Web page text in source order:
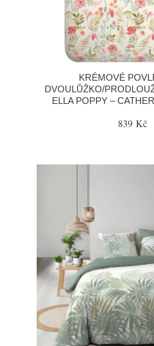
KRÉMOVÉ
DVOULŮŽKO/
ELLA POPPY –
839 Kč